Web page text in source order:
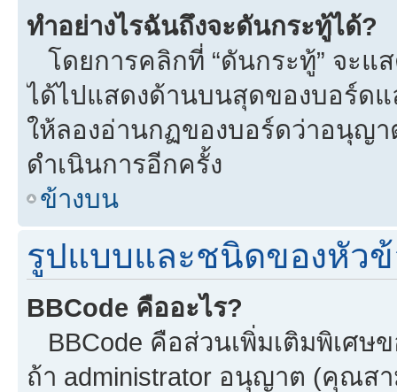
ทำอย่างไรฉันถึงจะดันกระทู้ได้?
โดยการคลิกที่ “ดันกระทู้” จะแ
ได้ไปแสดงด้านบนสุดของบอร์ด
ให้ลองอ่านกฏของบอร์ดว่าอนุญ
ดำเนินการอีกครั้ง
ข้างบน
รูปแบบและชนิดของหัว
BBCode คืออะไร?
BBCode คือส่วนเพิ่มเติมพิเศษ
ถ้า administrator อนุญาต (คุณส